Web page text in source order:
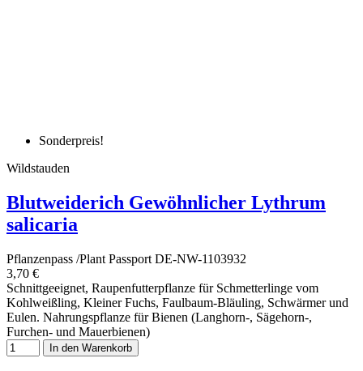
Sonderpreis!
Wildstauden
Blutweiderich Gewöhnlicher Lythrum
salicaria
Pflanzenpass /Plant Passport DE-NW-1103932
3,70 €
Schnittgeeignet, Raupenfutterpflanze für Schmetterlinge vom
Kohlweißling, Kleiner Fuchs, Faulbaum-Bläuling, Schwärmer und
Eulen. Nahrungspflanze für Bienen (Langhorn-, Sägehorn-,
Furchen- und Mauerbienen)
In den Warenkorb